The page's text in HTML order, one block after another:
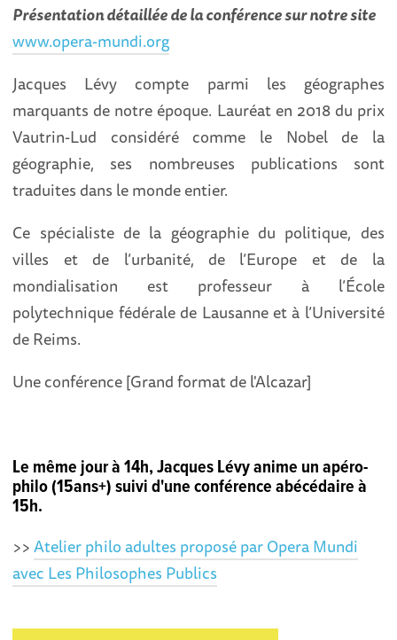
Présentation détaillée de la conférence sur notre site
www.opera-mundi.org
Jacques Lévy compte parmi les géographes
marquants de notre époque. Lauréat en 2018 du prix
Vautrin-Lud considéré comme le Nobel de la
géographie, ses nombreuses publications sont
traduites dans le monde entier.
Ce spécialiste de la géographie du politique, des
villes et de l’urbanité, de l’Europe et de la
mondialisation est professeur à l’École
polytechnique fédérale de Lausanne et à l’Université
de Reims.
Une conférence [Grand format de l'Alcazar]
Le même jour à 14h, Jacques Lévy anime un apéro-
philo (15ans+) suivi d'une conférence abécédaire à
15h.
>>Atelier philo adultes proposé par Opera Mundi
avec Les Philosophes Publics